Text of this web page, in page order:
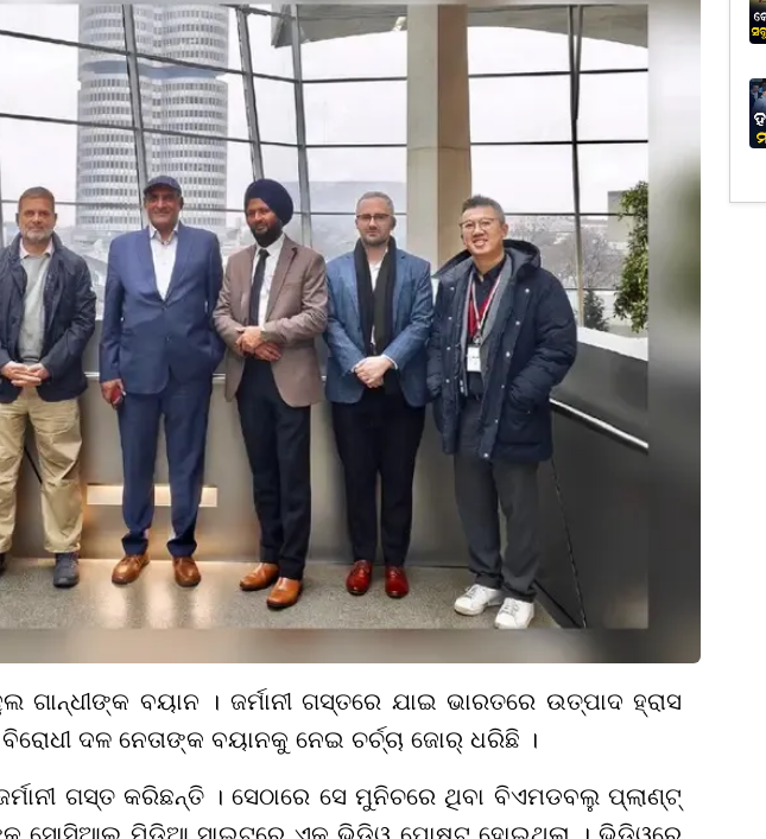
ଗାନ୍ଧୀଙ୍କ ବୟାନ । ଜର୍ମାନୀ ଗସ୍ତରେ ଯାଇ ଭାରତରେ ଉତ୍ପାଦ ହ୍ରାସ
ଦଳ ନେତାଙ୍କ ବୟାନକୁ ନେଇ ଚର୍ଚ୍ଚା ଜୋର୍ ଧରିଛି ।
ଜର୍ମାନୀ ଗସ୍ତ କରିଛନ୍ତି । ସେଠାରେ ସେ ମୁନିଚରେ ଥିବା ବିଏମଡବଲୁ ପ୍ଲାଣ୍ଟ୍